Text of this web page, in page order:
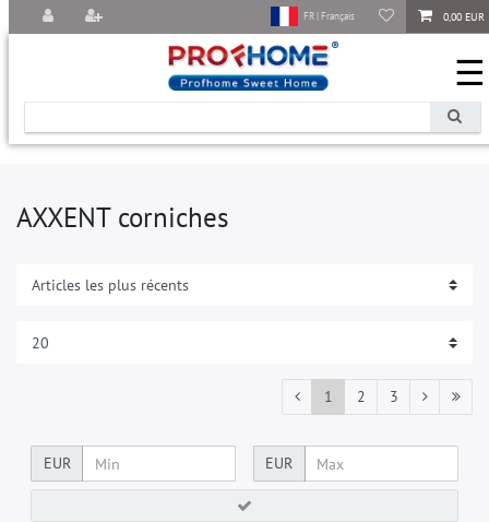
0,00 EUR
FR | Français
☰
AXXENT corniches
1 2 3
EUR EUR